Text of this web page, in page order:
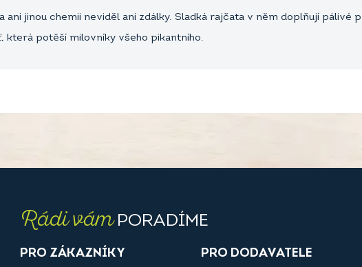
jinou chemii neviděl ani zdálky. Sladká rajčata v něm doplňují pálivé
která potěší milovníky všeho pikantního.
Rádi vámPORADÍME
PRO ZÁKAZNÍKY PRO DODAVATELE